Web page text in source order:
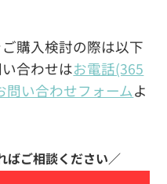
ご購入検討の際は以下
合わせはお電話(365
問い合わせフォームよ